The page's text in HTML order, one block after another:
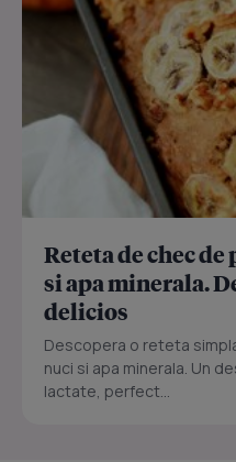
Reteta de chec
si apa minerala.
delicios
Descopera o reteta
nuci si apa minerala. Un
lactate, perfect...